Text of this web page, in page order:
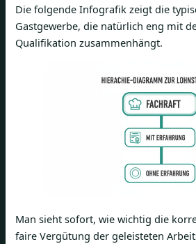
Die folgende Infografik zeigt die
Gastgewerbe, die natürlich eng mit
Qualifikation zusammenhängt.
Man sieht sofort, wie wichtig die
faire Vergütung der geleisteten